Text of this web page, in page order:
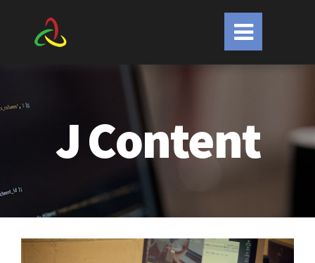
JContent